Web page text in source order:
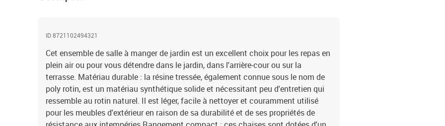
ID 8721102494321
Cet ensemble de salle à manger de jardin est un excellent choix pour les repas en
plein air ou pour vous détendre dans le jardin, dans l'arrière-cour ou sur la
terrasse. Matériau durable : la résine tressée, également connue sous le nom de
poly rotin, est un matériau synthétique solide et nécessitant peu d'entretien qui
ressemble au rotin naturel. Il est léger, facile à nettoyer et couramment utilisé
pour les meubles d'extérieur en raison de sa durabilité et de ses propriétés de